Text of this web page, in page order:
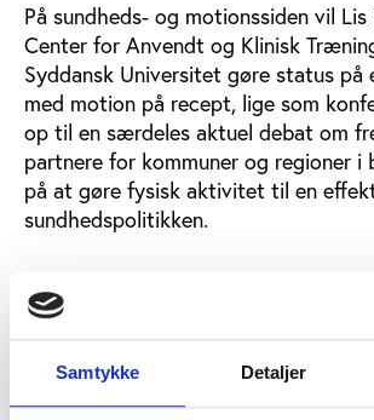
Samtykke Detaljer
På sundheds- og motionssiden vil
Center for Anvendt og Klinisk
Syddansk Universitet gøre status på
med motion på recept, lige som
op til en særdeles aktuel debat om
partnere for kommuner og regioner i
på at gøre fysisk aktivitet til en
sundhedspolitikken.
Ny viden om fitness-sektoren
resultaterne af Idans igangværende
organisatoriske kortlægning af den